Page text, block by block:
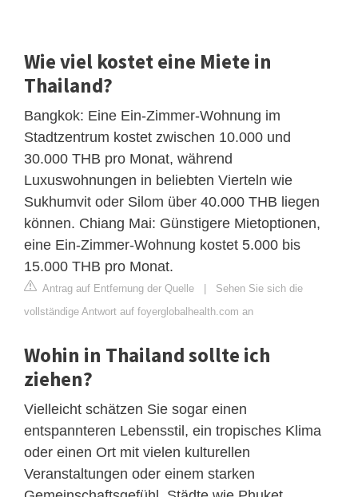
Wie viel kostet eine Miete in
Thailand?
Bangkok: Eine Ein-Zimmer-Wohnung im
Stadtzentrum kostet zwischen 10.000 und
30.000 THB pro Monat, während
Luxuswohnungen in beliebten Vierteln wie
Sukhumvit oder Silom über 40.000 THB liegen
können. Chiang Mai: Günstigere Mietoptionen,
eine Ein-Zimmer-Wohnung kostet 5.000 bis
15.000 THB pro Monat.
Antrag auf Entfernung der Quelle | Sehen Sie sich die
vollständige Antwort auf foyerglobalhealth.com an
Wohin in Thailand sollte ich
ziehen?
Vielleicht schätzen Sie sogar einen
entspannteren Lebensstil, ein tropisches Klima
oder einen Ort mit vielen kulturellen
Veranstaltungen oder einem starken